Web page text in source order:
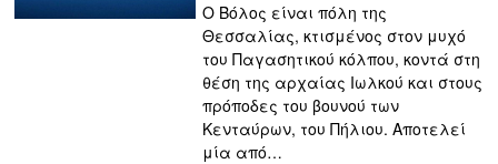
Ο Βόλος είναι πόλη της
Θεσσαλίας, κτισμένος στον μυχό
του Παγασητικού κόλπου, κοντά στη
θέση της αρχαίας Ιωλκού και στους
πρόποδες του βουνού των
Κενταύρων, του Πήλιου. Αποτελεί
μία από…